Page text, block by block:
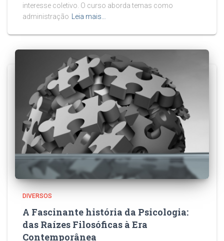
interesse coletivo. O curso aborda temas como
administração Leia mais…
DIVERSOS
A Fascinante história da Psicologia:
das Raízes Filosóficas à Era
Contemporânea